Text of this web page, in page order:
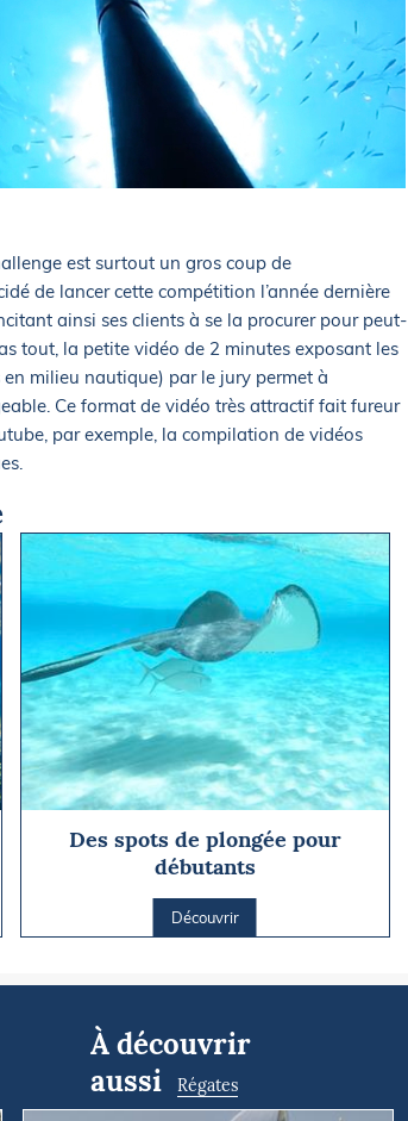
est surtout un gros coup de
de lancer cette compétition l’année dernière
ainsi ses clients à se la procurer pour peut-
tout, la petite vidéo de 2 minutes exposant les
milieu nautique) par le jury permet à
Ce format de vidéo très attractif fait fureur
par exemple, la compilation de vidéos
Des spots de plongée pour
débutants
Découvrir
À découvrir
aussi
Régates